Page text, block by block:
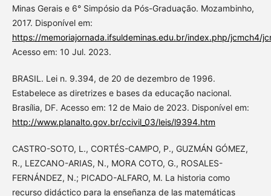
Minas Gerais e 6° Simpósio da Pós-Graduação. Mozambinho,
2017. Disponível em:
https://memoriajornada.ifsuldeminas.edu.br/index.php/jcmch4/
Acesso em: 10 Jul. 2023.
BRASIL. Lei n. 9.394, de 20 de dezembro de 1996.
Estabelece as diretrizes e bases da educação nacional.
Brasília, DF. Acesso em: 12 de Maio de 2023. Disponível em:
http://www.planalto.gov.br/ccivil_03/leis/l9394.htm
CASTRO-SOTO, L., CORTÉS-CAMPO, P., GUZMÁN GÓMEZ,
R., LEZCANO-ARIAS, N., MORA COTO, G., ROSALES-
FERNÁNDEZ, N.; PICADO-ALFARO, M. La historia como
recurso didáctico para la enseñanza de las matemáticas